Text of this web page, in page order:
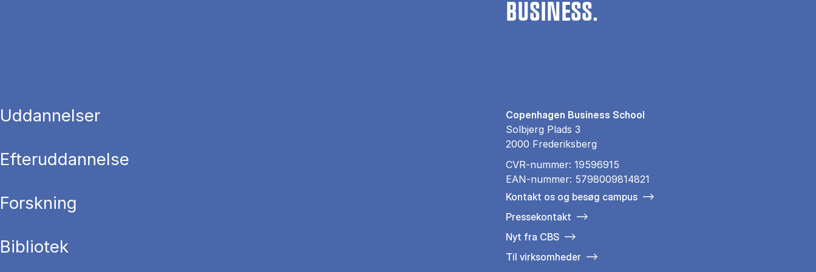
BUSINESS.
Uddannelser
Efteruddannelse
Forskning
Bibliotek
Copenhagen Business School
Solbjerg Plads 3
2000 Frederiksberg
CVR-nummer: 19596915
EAN-nummer: 5798009814821
Kontakt os og besøg campus
Pressekontakt
Nyt fra CBS
Til virksomheder